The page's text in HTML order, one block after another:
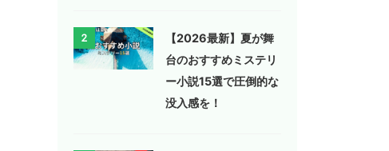
2
【2026最新】夏が舞
台のおすすめミステリ
ー小説15選で圧倒的な
没入感を！